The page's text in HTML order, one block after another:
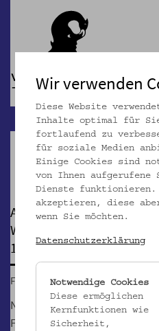
AB IN DIE
Werdet zu Fotografinnen
10-13jährige
Fr, 08.08.2014, 10:00
Nach einer Tour durch die
Fotografie als Werkzeug in der
Wir verwenden
Diese Website
Inhalte optimal für
fortlaufend zu
für soziale Medien
Einige Cookies sind
von Ihnen aufgerufene
Dienste funktionieren.
akzeptieren, diese
wenn Sie möchten.
Datenschutzerklärung
Notwendige Cookies
Diese ermöglichen
Kernfunktionen wie
Sicherheit,